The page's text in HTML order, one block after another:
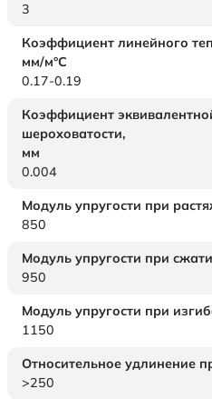
3
Коэффициент линейного
мм/м°С
0.17-0.19
Коэффициент
шероховатости,
мм
0.004
Модуль упругости при
850
Модуль упругости при
950
Модуль упругости при
1150
Относительное удлинение
>250